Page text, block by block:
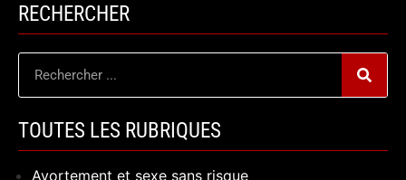
RECHERCHER
TOUTES LES RUBRIQUES
Avortement et sexe sans risque